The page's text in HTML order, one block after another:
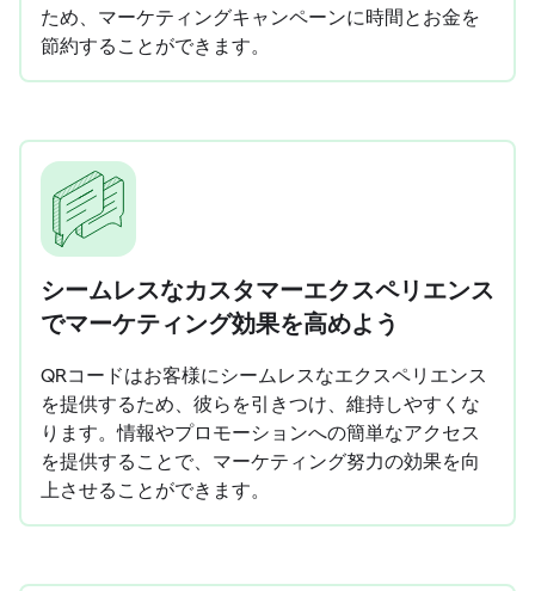
ため、マーケティングキャンペーンに時間とお金を
節約することができます。
シームレスなカスタマーエクスペリエンス
でマーケティング効果を高めよう
QRコードはお客様にシームレスなエクスペリエンス
を提供するため、彼らを引きつけ、維持しやすくな
ります。情報やプロモーションへの簡単なアクセス
を提供することで、マーケティング努力の効果を向
上させることができます。